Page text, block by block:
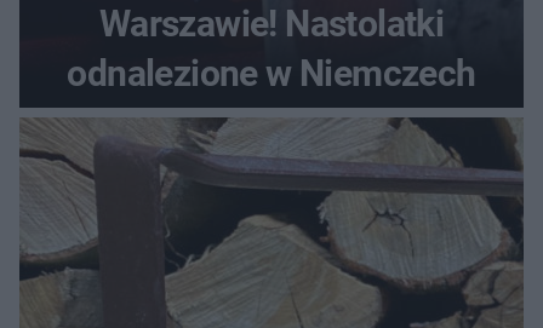
Warszawie! Nastolatki
odnalezione w Niemczech